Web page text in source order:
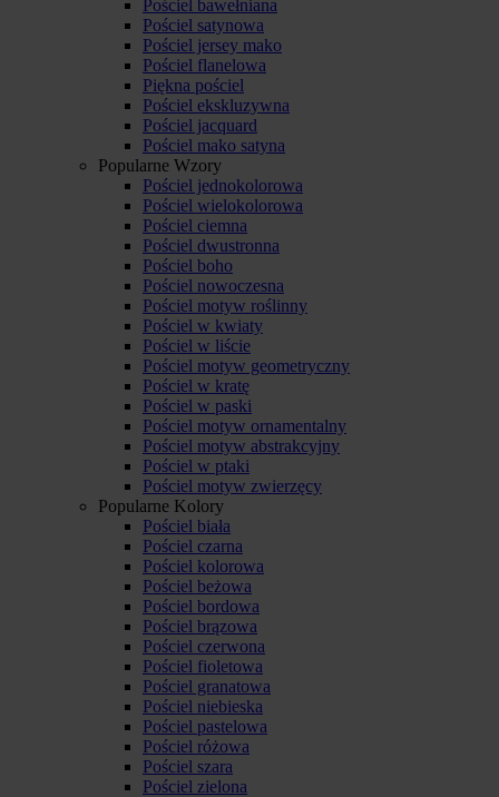
Pościel bawełniana
Pościel satynowa
Pościel jersey mako
Pościel flanelowa
Piękna pościel
Pościel ekskluzywna
Pościel jacquard
Pościel mako satyna
Popularne Wzory
Pościel jednokolorowa
Pościel wielokolorowa
Pościel ciemna
Pościel dwustronna
Pościel boho
Pościel nowoczesna
Pościel motyw roślinny
Pościel w kwiaty
Pościel w liście
Pościel motyw geometryczny
Pościel w kratę
Pościel w paski
Pościel motyw ornamentalny
Pościel motyw abstrakcyjny
Pościel w ptaki
Pościel motyw zwierzęcy
Popularne Kolory
Pościel biała
Pościel czarna
Pościel kolorowa
Pościel beżowa
Pościel bordowa
Pościel brązowa
Pościel czerwona
Pościel fioletowa
Pościel granatowa
Pościel niebieska
Pościel pastelowa
Pościel różowa
Pościel szara
Pościel zielona